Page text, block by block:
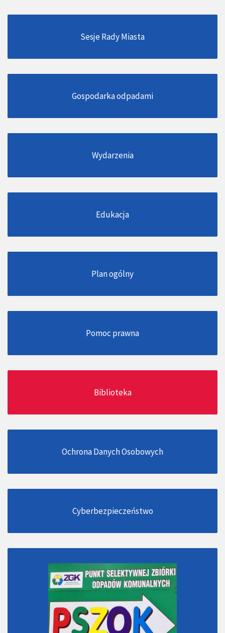
Sesje Rady Miasta
Gospodarka odpadami
Wydarzenia
Edukacja
Plan ogólny
Pomoc prawna
Biblioteka
Ochrona Danych Osobowych
Cyberbezpieczeństwo